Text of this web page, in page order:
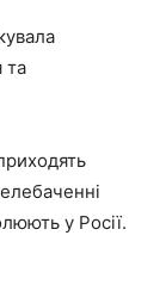
та
у Росії.